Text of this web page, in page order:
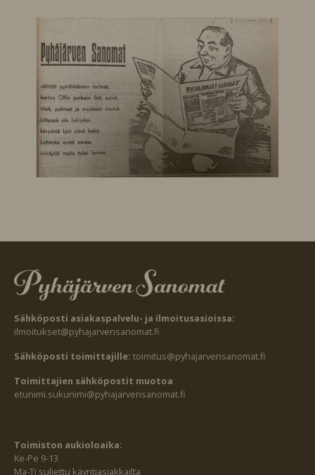
Sähköposti asiakaspalvelu- ja ilmoitusasioissa:
ilmoitukset@pyhajarvensanomat.fi
Sähköposti toimittajille: toimitus@pyhajarvensanomat.fi
Toimittajien sähköpostit muotoa
etunimi.sukunimi@pyhajarvensanomat.fi
Toimiston aukioloaika:
Ke-Pe 9-13
Ma-Ti suljettu käyntiasiakkailta